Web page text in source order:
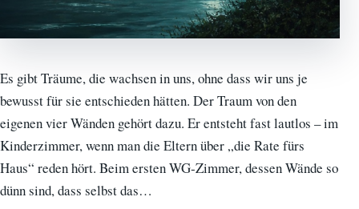
Es gibt Träume, die wachsen in uns, ohne dass wir uns je
bewusst für sie entschieden hätten. Der Traum von den
eigenen vier Wänden gehört dazu. Er entsteht fast lautlos – im
Kinderzimmer, wenn man die Eltern über „die Rate fürs
Haus“ reden hört. Beim ersten WG‑Zimmer, dessen Wände so
dünn sind, dass selbst das…